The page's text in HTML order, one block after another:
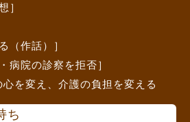
］
（作話）］
病院の診察を拒否］
を変え、介護の負担を変える
ち